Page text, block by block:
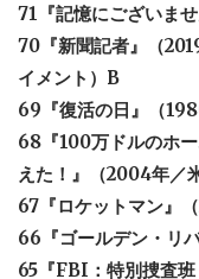
71『記憶にございま
70『新聞記者』（
イメント）B
69『復活の日』（
68『100万ドルのホ
えた！』（2004年／
67『ロケットマン』
66『ゴールデン・リ
65『FBI：特別捜査